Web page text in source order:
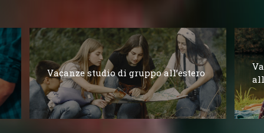
Vacanze studio di gruppo all’estero